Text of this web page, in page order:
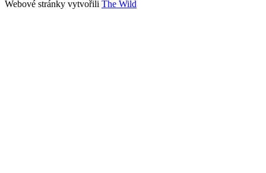
Webové stránky vytvořili The Wild